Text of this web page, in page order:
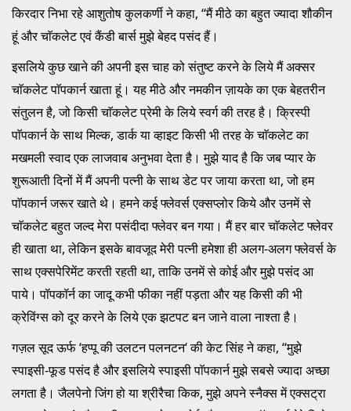
किरदार निभा रहे आशुतोष कुलकर्णी ने कहा, ‘‘मैं मीठे का बहुत ज्यादा शौकीन
हूं और चाॅकलेट एवं कैंडी बार्स मुझे बेहद पसंद हैं।
इसलिये कुछ खाने की अपनी इस चाह को संतुष्ट करने के लिये मैं अक्सर
चाॅकलेट पाॅपकार्न खाता हूं। यह मीठे और नमकीन ज़ायके का एक बेहतरीन
संतुलन है, जो किसी चाॅकलेट प्रेमी के लिये स्वर्ग की तरह है। क्रिस्पी
पाॅपकार्न के साथ मिल्क, डार्क या व्हाइट किसी भी तरह के चाॅकलेट का
मखमली स्वाद एक लाजवाब अनुभवा देता है। मुझे याद है कि जब प्यार के
शुरूआती दिनों में मैं अपनी पत्नी के साथ डेट पर जाया करता था, जो हम
पाॅपकार्न जरूर खाते थे। हमने कई फ्लेवर्स एक्सप्लोर किये और उनमें से
चाॅकलेट बहुत जल्द मेरा पसंदीदा फ्लेवर बन गया। मैं हर बार चाॅकलेट फ्लेवर
ही खाता था, लेकिन इसके बावजूद मेरी पत्नी हमेशा ही अलग-अलग फ्लेवर्स के
साथ एक्सपेरिमेंट करती रहती था, ताकि उनमें से कोई और मुझे पसंद आ
पाये। पॉपकॉर्न का जादू कभी फीका नहीं पड़ता और यह किसी की भी
क्रेविंग्स को दूर करने के लिये एक झटपट बन जाने वाला नाश्ता है।
गज़ल सूद ऊर्फ ‘हप्पू की उलटन पलनटन‘ की केट सिंह ने कहा, ‘‘मुझे
स्पाइसी-फूड पसंद है और इसलिये स्पाइसी पाॅपकार्न मुझे सबसे ज्यादा अच्छा
लगता है। जैलपेनो जिंग हो या श्रीरैचा किक, मुझे अपने स्नैक्स में एक्सट्रा